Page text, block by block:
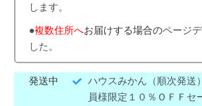
します。
●複数住所へお届けする場合のページ
した。
発送中 ハウスみかん（順次発送）
員様限定１０％ＯＦＦセ